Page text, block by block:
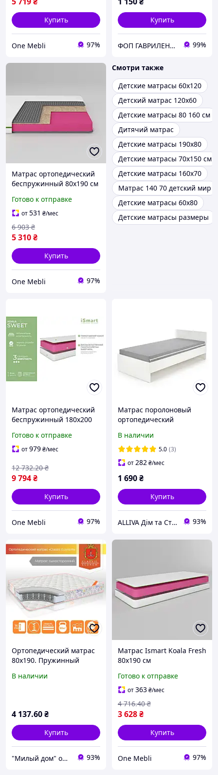
Купить
One Mebli 97%
Купить
ФОП ГАВРИЛЕНКО ОЛЕКСІЙ ВОЛОДИМИРОВИЧ 99%
Матрас ортопедический
беспружинный 80х190 см
детей гипоаллергенный
для комфортного сна
Готово к отправке
от531 ₴/мес
5 310₴
6 903 ₴
Купить
One Mebli 97%
Смотри также
Детские матрасы 60х120
Детский матрас 120х60
Детские матрасы 80 160 см
Дитячий матрас
Детские матрасы 190х80
Детские матрасы 70х150 см
Детские матрасы 160х70
Матрас 140 70 детский мир
Детские матрасы 60х80
Детские матрасы размеры
Матрас ортопедический
беспружинный 180х200
комфортного сна с
пенополиуретаном Sleep
Готово к отправке
от979₴/мес
9 794₴
12 732.20 ₴
Купить
One Mebli 97%
Матрас поролоновый
ортопедический
беспружинный Kompact
В наличии
5.0 (3)
от282₴/мес
1 690₴
Купить
ALLIVA Дім та Стиль 93%
Ортопедический матрас
80х190. Пружинный
Econom
В наличии
4 137.60₴
Купить
"Милый дом" онлайн магазин 93%
Матрас Ismart Koala Fresh
80х190 см
безпружинный для
здорового сна средней
жесткости с жаккардо
Готово к отправке
от363₴/мес
3 628₴
4 716.40 ₴
Купить
One Mebli 97%